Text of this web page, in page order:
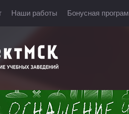
Наши работы Бонусная